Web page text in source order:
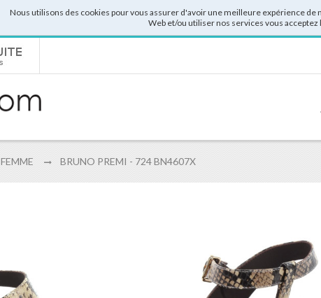
Nous utilisons des cookies pour vous assurer d'avoir une meilleure expérience
Web et/ou utiliser nos services vous
FEMME BRUNO PREMI - 724 BN4607X